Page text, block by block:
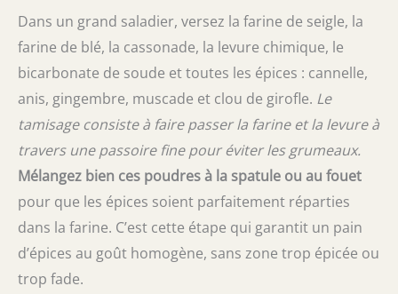
Dans un grand saladier, versez la farine de seigle, la
farine de blé, la cassonade, la levure chimique, le
bicarbonate de soude et toutes les épices : cannelle,
anis, gingembre, muscade et clou de girofle. Le
tamisage consiste à faire passer la farine et la levure à
travers une passoire fine pour éviter les grumeaux.
Mélangez bien ces poudres à la spatule ou au fouet
pour que les épices soient parfaitement réparties
dans la farine. C’est cette étape qui garantit un pain
d’épices au goût homogène, sans zone trop épicée ou
trop fade.